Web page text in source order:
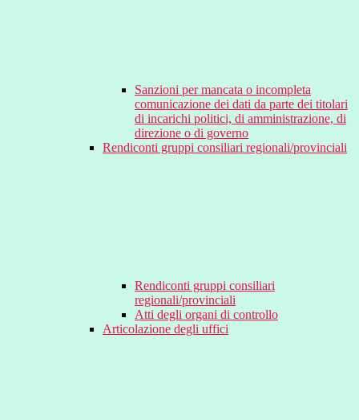
Sanzioni per mancata o incompleta
comunicazione dei dati da parte dei titolari
di incarichi politici, di amministrazione, di
direzione o di governo
Rendiconti gruppi consiliari regionali/provinciali
Rendiconti gruppi consiliari
regionali/provinciali
Atti degli organi di controllo
Articolazione degli uffici